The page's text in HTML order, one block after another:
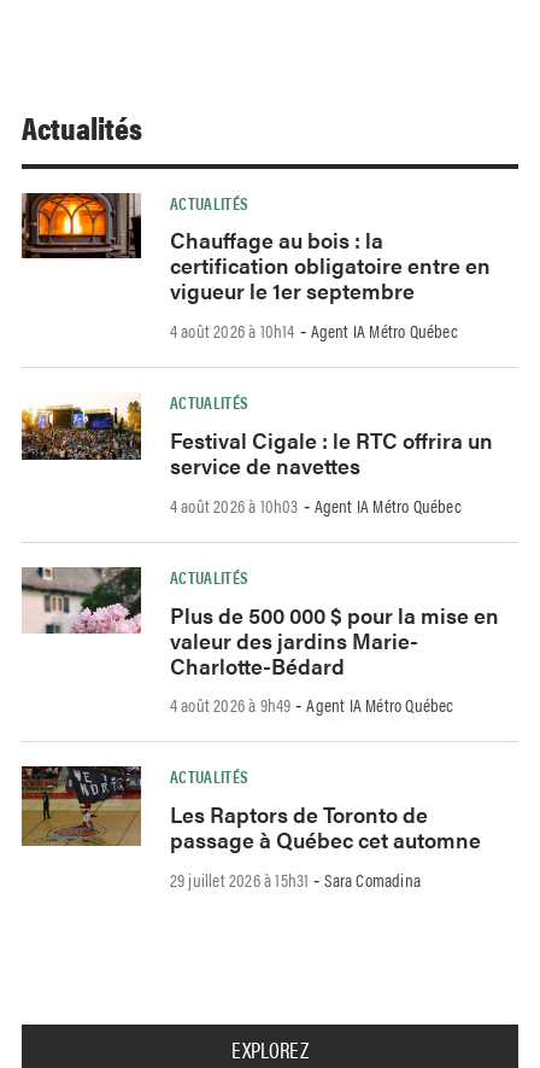
Actualités
ACTUALITÉS
Chauffage au bois : la
certification obligatoire entre en
vigueur le 1er septembre
4 août 2026 à 10h14 - Agent IA Métro Québec
ACTUALITÉS
Festival Cigale : le RTC offrira un
service de navettes
4 août 2026 à 10h03 - Agent IA Métro Québec
ACTUALITÉS
Plus de 500 000 $ pour la mise en
valeur des jardins Marie-
Charlotte-Bédard
4 août 2026 à 9h49 -Agent IA Métro Québec
ACTUALITÉS
Les Raptors de Toronto de
passage à Québec cet automne
29 juillet 2026 à 15h31 -Sara Comadina
EXPLOREZ